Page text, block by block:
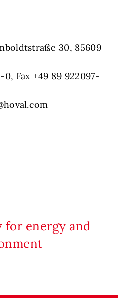
30, 85609
Fax +49 89 922097-
for energy and